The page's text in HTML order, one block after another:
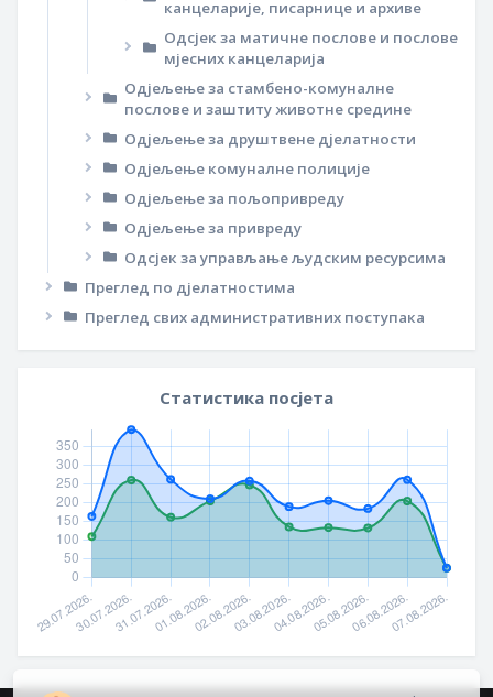
канцеларије, писарнице и архиве
Одсјек за матичне послове и послове
мјесних канцеларија
Одјељење за стамбено-комуналне
послове и заштиту животне средине
Одјељење за друштвене дјелатности
Одјељење комуналне полиције
Одјељење за пољопривреду
Одјељење за привреду
Одсјек за управљање људским ресурсима
Преглед по дјелатностима
Преглед свих административних поступака
Статистика посјета